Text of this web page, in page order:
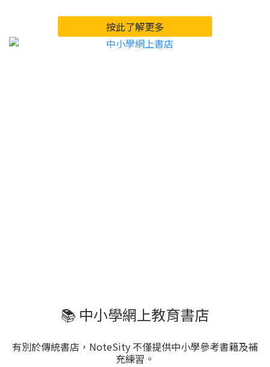
按此了解更多
📚 中小學網上教育書店
有別於傳統書店，NoteSity 不僅提供中小學參考書籍及補
充練習。